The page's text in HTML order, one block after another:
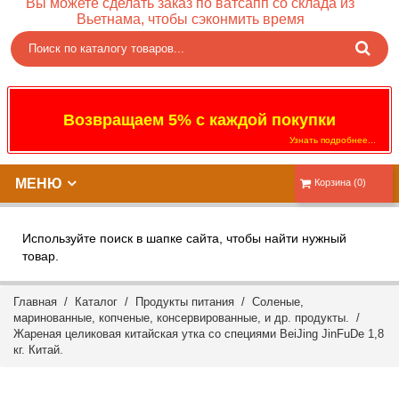
Вы можете сделать заказ по ватсапп со склада из
Вьетнама, чтобы сэконмить время
Возвращаем 5% с каждой покупки
Узнать подробнее...
Корзина (0)
МЕНЮ
Используйте поиск в шапке сайта, чтобы найти нужный
товар.
Главная / Каталог / Продукты питания / Соленые,
маринованные, копченые, консервированные, и др. продукты. /
Жареная целиковая китайская утка со специями BeiJing JinFuDe 1,8
кг. Китай.